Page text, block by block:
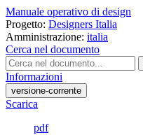
Manuale operativo di design
Progetto: Designers Italia
Amministrazione: italia
Cerca nel documento
Informazioni
versione-corrente
Scarica
pdf